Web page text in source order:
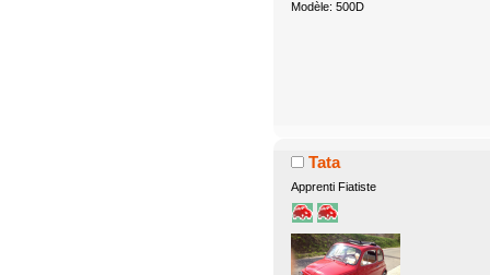
Modèle: 500D
Tata
Apprenti Fiatiste